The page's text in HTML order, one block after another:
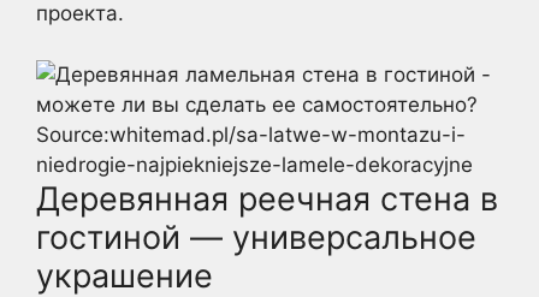
проекта.
Source:whitemad.pl/sa-latwe-w-montazu-i-
niedrogie-najpiekniejsze-lamele-dekoracyjne
Деревянная реечная стена в
гостиной — универсальное
украшение